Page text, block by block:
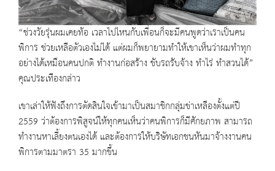
“ช่วงวัยรุ่นผมเคยท้อ เวลาไปไหนกับเพื่อนก็จะมีคนพูดว่าเราเป็นคน
พิการ ช่วยเหลือตัวเองไม่ได้ แต่ผมก็พยายามทำให้เขาเห็นว่าผมทำทุก
อย่างได้เหมือนคนปกติ ทำงานก่อสร้าง ขับรถรับจ้าง ทำไร่ ทำสวนได้”
คุณประเทืองกล่าว
เขาเล่าให้ฟังถึงการตัดสินใจเข้ามาเป็นสมาชิกกลุ่มข่าเหลืองตั้งแต่ปี
2559 ว่าต้องการพิสูจน์ให้ทุกคนเห็นว่าคนพิการก็มีศักยภาพ สามารถ
ทำงานหาเลี้ยงตนเองได้ และต้องการให้บริษัทเอกชนหันมาจ้างงานคน
พิการตามมาตรา 35 มากขึ้น